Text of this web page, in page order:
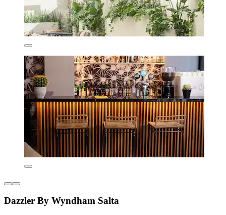
Dazzler By Wyndham Salta